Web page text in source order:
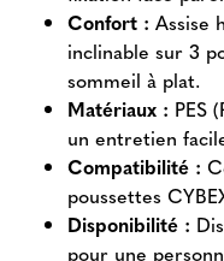
Confort : Assise
inclinable sur 3
sommeil à plat.
Matériaux : PES
un entretien
Compatibilité :
poussettes
Disponibilité :
pour une